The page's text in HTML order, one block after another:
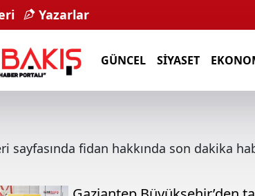
Yazarlar
GÜNCEL SIYASET
sayfasında fidan hakkında son dakika